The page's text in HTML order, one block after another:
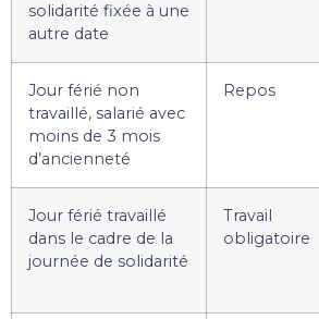
solidarité fixée à une
autre date
Jour férié non
travaillé, salarié avec
moins de 3 mois
d’ancienneté
Repos
Jour férié travaillé
dans le cadre de la
journée de solidarité
Travail
obligatoire